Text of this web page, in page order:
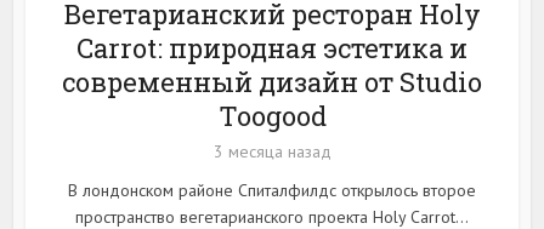
Вегетарианский ресторан Holy
Carrot: природная эстетика и
современный дизайн от Studio
Toogood
3 месяца назад
В лондонском районе Спиталфилдс открылось второе
пространство вегетарианского проекта Holy Carrot...